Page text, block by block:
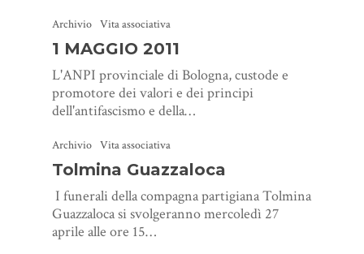
Archivio Vita associativa
1 MAGGIO 2011
L'ANPI provinciale di Bologna, custode e
promotore dei valori e dei principi
dell'antifascismo e della…
Archivio Vita associativa
Tolmina Guazzaloca
I funerali della compagna partigiana Tolmina
Guazzaloca si svolgeranno mercoledì 27
aprile alle ore 15…